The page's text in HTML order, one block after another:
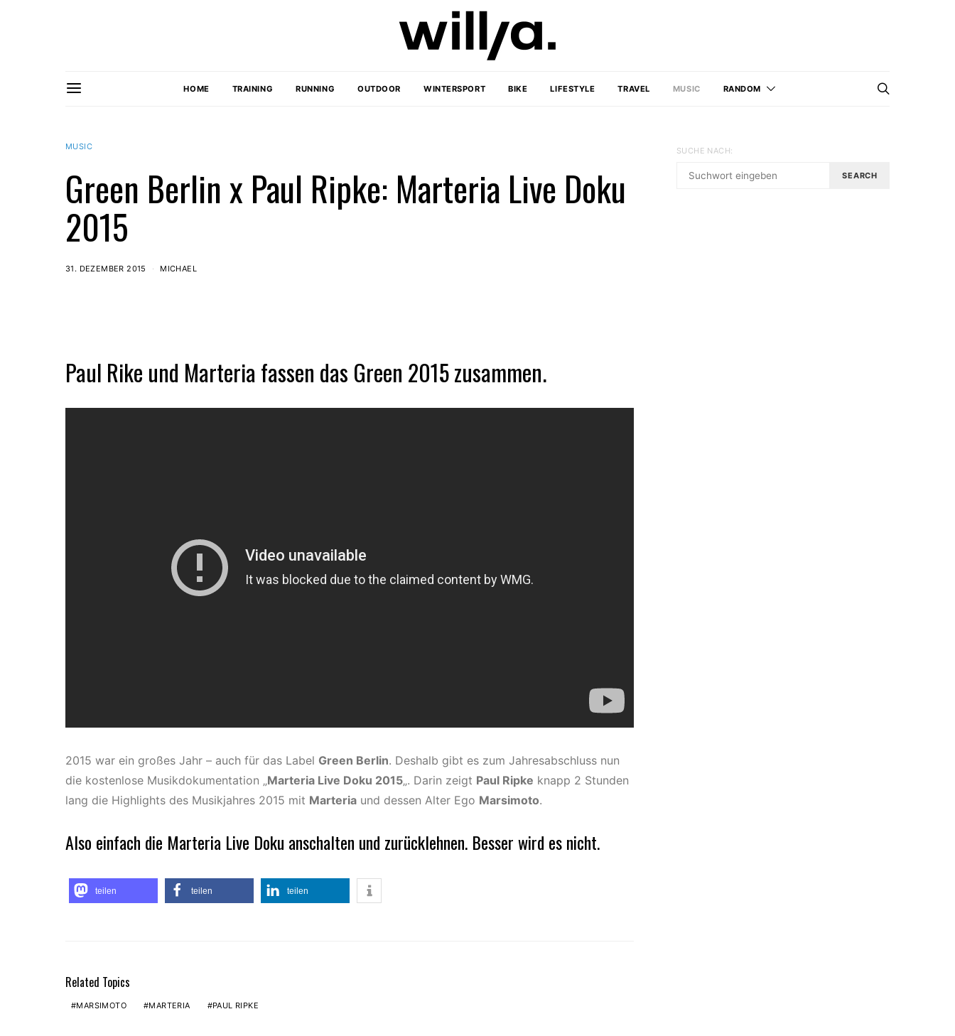
HOME TRAINING RUNNING OUTDOOR WINTERSPORT BIKE LIFESTYLE TRAVEL MUSIC RANDOM
MUSIC
Green Berlin x Paul Ripke: Marteria Live Doku
2015
31. DEZEMBER 2015 MICHAEL
Paul Rike und Marteria fassen das Green 2015 zusammen.
2015 war ein großes Jahr – auch für das Label Green Berlin. Deshalb gibt es zum Jahresabschluss nun
die kostenlose Musikdokumentation „Marteria Live Doku 2015„. Darin zeigt Paul Ripke knapp 2 Stunden
lang die Highlights des Musikjahres 2015 mit Marteria und dessen Alter Ego Marsimoto.
Also einfach die Marteria Live Doku anschalten und zurücklehnen. Besser wird es nicht.
teilen teilen teilen
Related Topics
MARSIMOTO MARTERIA PAUL RIPKE
SUCHE NACH:
SEARCH